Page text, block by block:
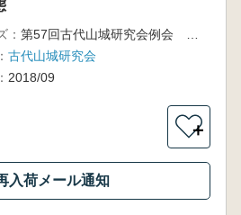
：
古代山城研究会
2018/09
＋
入荷メール通知